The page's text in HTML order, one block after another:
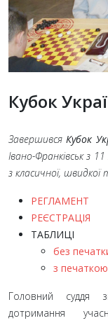
Кубок
Завершився Кубок
Івано-Франківськ з 11
з класичної, швидкої
РЕГЛАМЕНТ
РЕЄСТРАЦІЯ
ТАБЛИЦІ
без
з печаткою
Головний суддя
дотримання